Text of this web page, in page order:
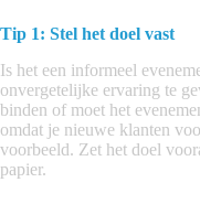
Tip 1: Stel het doel vast
Is het een informeel
onvergetelijke ervaring te
binden of moet het
omdat je nieuwe klanten
voorbeeld. Zet het doel
papier.